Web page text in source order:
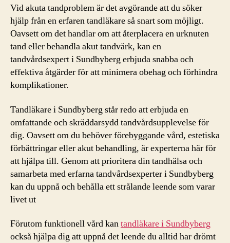
Vid akuta tandproblem är det avgörande att du söker
hjälp från en erfaren tandläkare så snart som möjligt.
Oavsett om det handlar om att återplacera en urknuten
tand eller behandla akut tandvärk, kan en
tandvårdsexpert i Sundbyberg erbjuda snabba och
effektiva åtgärder för att minimera obehag och förhindra
komplikationer.
Tandläkare i Sundbyberg står redo att erbjuda en
omfattande och skräddarsydd tandvårdsupplevelse för
dig. Oavsett om du behöver förebyggande vård, estetiska
förbättringar eller akut behandling, är experterna här för
att hjälpa till. Genom att prioritera din tandhälsa och
samarbeta med erfarna tandvårdsexperter i Sundbyberg
kan du uppnå och behålla ett strålande leende som varar
livet ut
Förutom funktionell vård kantandläkare i Sundbyberg
också hjälpa dig att uppnå det leende du alltid har drömt